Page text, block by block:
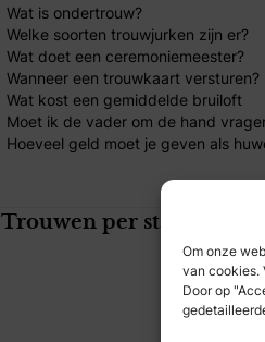
Om onze
van cookies.
Door op
Wat is ondertrouw?
Welke soorten trouwjurken zijn er?
Wat doet een ceremoniemeester?
Wanneer een trouwkaart versturen?
Wat kost een gemiddelde bruiloft
Moet ik de vader om de hand
Hoeveel geld moet je geven als
Trouwen per stad